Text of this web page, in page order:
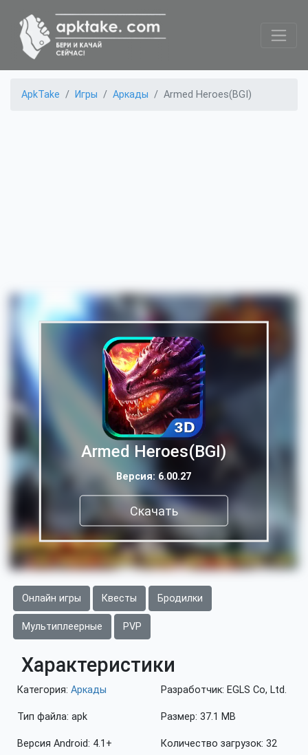
ApkTake Игры Аркады Armed Heroes(BGI)
Armed Heroes(BGI)
Версия: 6.00.27
Скачать
Онлайн игры Квесты Бродилки
Мультиплеерные PVP
Характеристики
Категория: Аркады
Тип файла: apk
Версия Android: 4.1+
Разработчик: EGLS Co, Ltd.
Размер: 37.1 MB
Количество загрузок: 32